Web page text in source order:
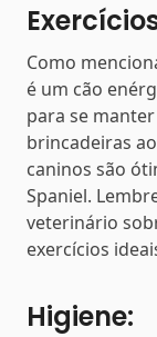
Como
é um cão
para se
brincadeiras
caninos são
Spaniel.
veterinário
exercícios
Higiene: